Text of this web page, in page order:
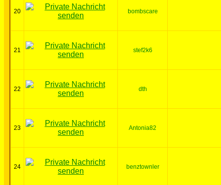
20 bombscare
21 stef2k6
22 dth
23 Antonia82
24 benztownler